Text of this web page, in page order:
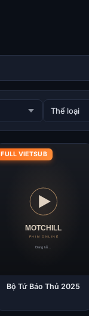
FULL VIETSUB
Bộ Tứ Báo Thủ 2025